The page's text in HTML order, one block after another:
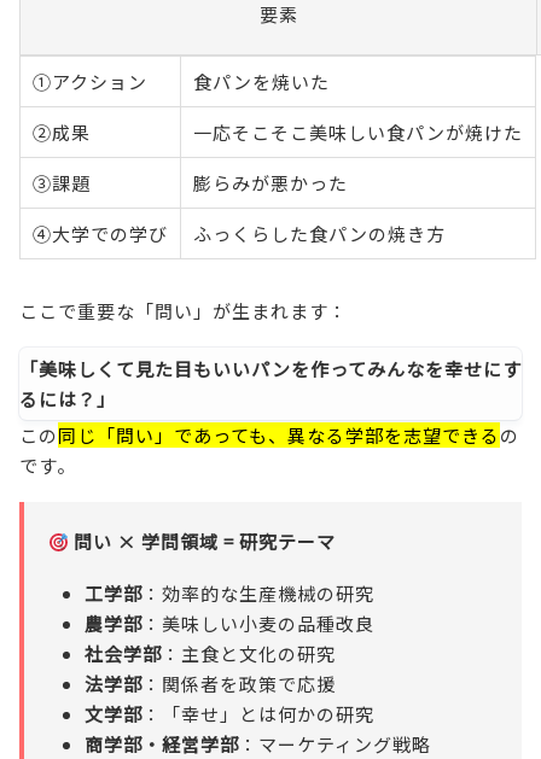
要素
①アクション
食パンを焼いた
②成果
一応そこそこ美味しい食パンが焼けた
③課題
膨らみが悪かった
④大学での学び
ふっくらした食パンの焼き方
ここで重要な「問い」が生まれます：
「美味しくて見た目もいいパンを作ってみんなを幸せにす
るには？」
この同じ「問い」であっても、異なる学部を志望できるの
です。
問い × 学問領域 = 研究テーマ
工学部 ：効率的な生産機械の研究
農学部 ：美味しい小麦の品種改良
社会学部 ：主食と文化の研究
法学部 ：関係者を政策で応援
文学部 ：「幸せ」とは何かの研究
商学部・経営学部 ：マーケティング戦略